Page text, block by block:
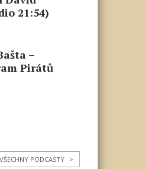
21:54)
–
Pirátů
VŠECHNY PODCASTY >